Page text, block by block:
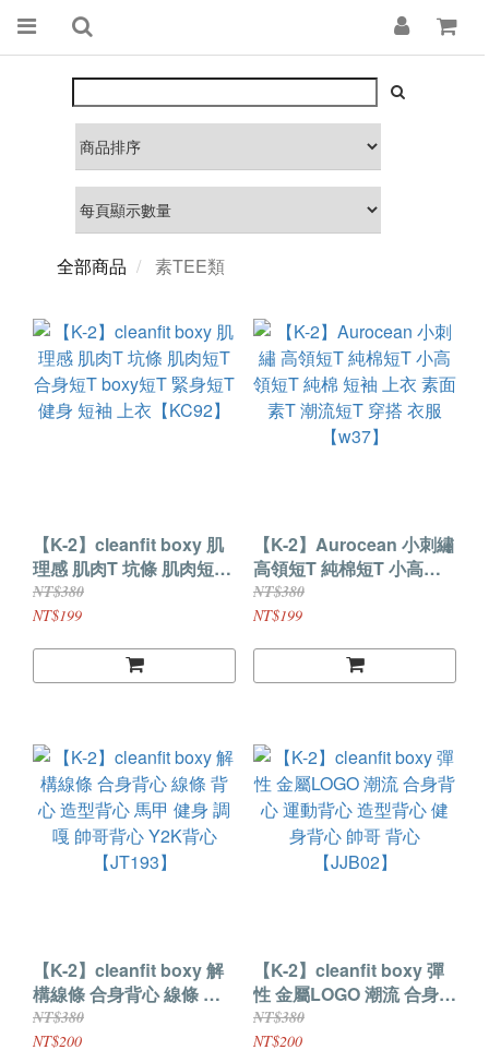
全部商品 素TEE類
【K-2】cleanfit boxy 肌
理感 肌肉T 坑條 肌肉短T
合身短T boxy短T 緊身短
T 健身 短袖 上衣
NT$380
NT$199
【K-2】Aurocean 小刺繡
高領短T 純棉短T 小高領
短T 純棉 短袖 上衣 素面
素T 潮流短T 穿搭 衣服
NT$380
NT$199
【K-2】cleanfit boxy 解
構線條 合身背心 線條 背
心 造型背心 馬甲 健身 調
嘎 帥哥背心 Y2K背心
NT$380
NT$200
【K-2】cleanfit boxy 彈
性 金屬LOGO 潮流 合身背
心 運動背心 造型背心 健
身背心 帥哥 背心
NT$380
NT$200